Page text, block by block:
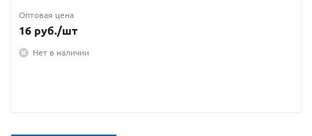
Оптовая цена
16 руб./шт
Нет в наличии